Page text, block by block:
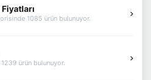
1085 ürün bulunuyor.
ürün bulunuyor.